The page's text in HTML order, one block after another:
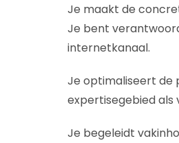
Je maakt de
Je bent
internetkanaal.
Je optimaliseert de
expertisegebied als
Je begeleidt